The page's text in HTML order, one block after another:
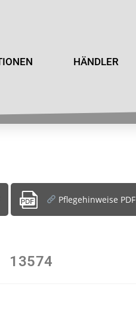
HÄNDLER
Pflegehinweise PDF
13574